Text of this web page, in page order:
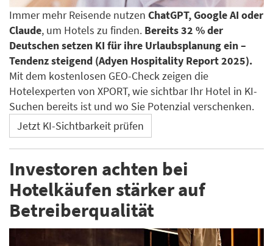
Immer mehr Reisende nutzen ChatGPT, Google AI oder
Claude, um Hotels zu finden. Bereits 32 % der
Deutschen setzen KI für ihre Urlaubsplanung ein –
Tendenz steigend (Adyen Hospitality Report 2025).
Mit dem kostenlosen GEO-Check zeigen die
Hotelexperten von XPORT, wie sichtbar Ihr Hotel in KI-
Suchen bereits ist und wo Sie Potenzial verschenken.
Jetzt KI-Sichtbarkeit prüfen
Investoren achten bei
Hotelkäufen stärker auf
Betreiberqualität